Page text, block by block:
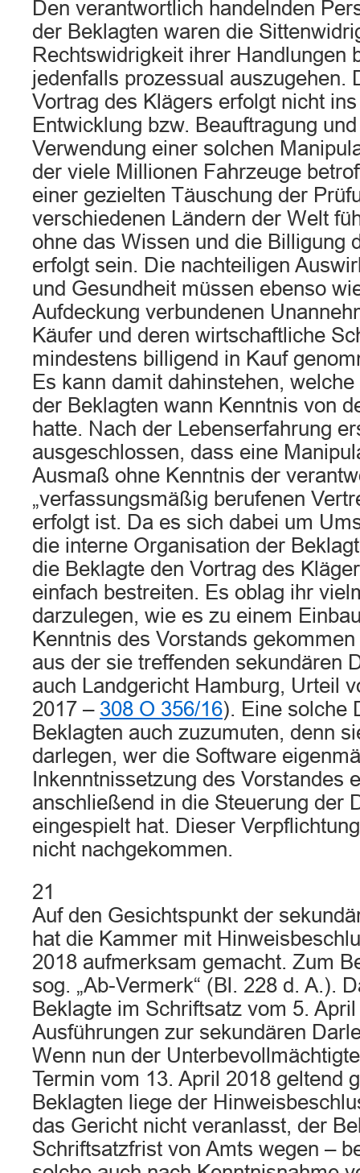
Den verantwortlich handelnden
der Beklagten waren die
Rechtswidrigkeit ihrer Handlungen
jedenfalls prozessual auszugehen.
Vortrag des Klägers erfolgt nicht
Entwicklung bzw. Beauftragung
Verwendung einer solchen
der viele Millionen Fahrzeuge
einer gezielten Täuschung der
verschiedenen Ländern der Welt
ohne das Wissen und die Billigung
erfolgt sein. Die nachteiligen
und Gesundheit müssen ebenso
Aufdeckung verbundenen
Käufer und deren wirtschaftliche
mindestens billigend in Kauf
Es kann damit dahinstehen,
der Beklagten wann Kenntnis von
hatte. Nach der Lebenserfahrung
ausgeschlossen, dass eine
Ausmaß ohne Kenntnis der
„verfassungsmäßig berufenen
erfolgt ist. Da es sich dabei um
die interne Organisation der
die Beklagte den Vortrag des
einfach bestreiten. Es oblag ihr
darzulegen, wie es zu einem
Kenntnis des Vorstands
aus der sie treffenden sekundären
auch Landgericht Hamburg, Urteil
2017 – 308 O 356/16). Eine solche
Beklagten auch zuzumuten, denn
darlegen, wer die Software
Inkenntnissetzung des Vorstandes
anschließend in die Steuerung der
eingespielt hat. Dieser
nicht nachgekommen.
21
Auf den Gesichtspunkt der
hat die Kammer mit
2018 aufmerksam gemacht. Zum
sog. „Ab-Vermerk“ (Bl. 228 d. A.).
Beklagte im Schriftsatz vom 5.
Ausführungen zur sekundären
Wenn nun der
Termin vom 13. April 2018 geltend
Beklagten liege der
das Gericht nicht veranlasst, der
Schriftsatzfrist von Amts wegen –